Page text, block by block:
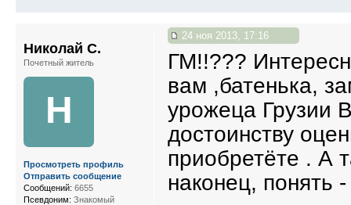
24 ноя 2013, 17:16
ГМ!!???
вам ,батенька,
урожеца Грузии
достоинству
приобретёте . А
наконец, понять
Николай С.
Почетный житель
Н
Просмотреть профиль
Отправить сообщение
Сообщений: 6655
Псевдоним: Знакомый